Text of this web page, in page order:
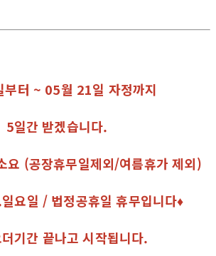
터 ~ 05월 21일 자정까지
5일간 받겠습니다.
요 (공장휴무일제외/여름휴가 제외)
요일 / 법정공휴일 휴무입니다♦
기간 끝나고 시작됩니다.